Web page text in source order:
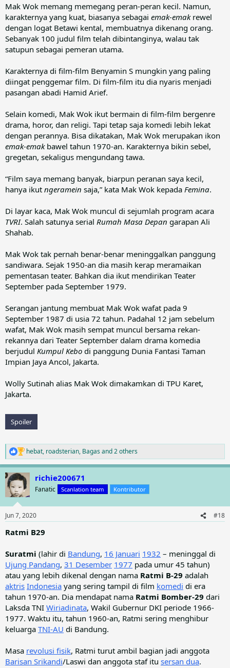
Mak Wok memang memegang peran-peran kecil. Namun,
karakternya yang kuat, biasanya sebagai emak-emak rewel
dengan logat Betawi kental, membuatnya dikenang orang.
Sebanyak 100 judul film telah dibintanginya, walau tak
satupun sebagai pemeran utama.
Karakternya di film-film Benyamin S mungkin yang paling
diingat penggemar film. Di film-film itu dia nyaris menjadi
pasangan abadi Hamid Arief.
Selain komedi, Mak Wok ikut bermain di film-film bergenre
drama, horor, dan religi. Tapi tetap saja komedi lebih lekat
dengan perannya. Bisa dikatakan, Mak Wok merupakan ikon
emak-emakbawel tahun 1970-an. Karakternya bikin sebel,
gregetan, sekaligus mengundang tawa.
“Film saya memang banyak, biarpun peranan saya kecil,
hanya ikut ngeramein saja,” kata Mak Wok kepada Femina.
Di layar kaca, Mak Wok muncul di sejumlah program acara
TVRI. Salah satunya serial Rumah Masa Depan garapan Ali
Shahab.
Mak Wok tak pernah benar-benar meninggalkan panggung
sandiwara. Sejak 1950-an dia masih kerap meramaikan
pementasan teater. Bahkan dia ikut mendirikan Teater
September pada September 1979.
Serangan jantung membuat Mak Wok wafat pada 9
September 1987 di usia 72 tahun. Padahal 12 jam sebelum
wafat, Mak Wok masih sempat muncul bersama rekan-
rekannya dari Teater September dalam drama komedia
berjudul Kumpul Kebo di panggung Dunia Fantasi Taman
Impian Jaya Ancol, Jakarta.
Wolly Sutinah alias Mak Wok dimakamkan di TPU Karet,
Jakarta.
Spoiler
R
e
a
c
t
i
s
:
hebat, roadsterian, Bagasand 2 others
richie200671
Fanatic Scanlation team Kontributor
Jun 7, 2020 #18
Ratmi B29
Suratmi (lahir di Bandung, 16 Januari 1932 – meninggal di
Ujung Pandang, 31 Desember 1977 pada umur 45 tahun)
atau yang lebih dikenal dengan nama Ratmi B-29 adalah
aktris Indonesia yang sering tampil di film komedi di era
tahun 1970-an. Dia mendapat nama Ratmi Bomber-29 dari
Laksda TNI Wiriadinata, Wakil Gubernur DKI periode 1966-
1977. Waktu itu, tahun 1960-an, Ratmi sering menghibur
keluarga TNI-AU di Bandung.
Masa revolusi fisik, Ratmi turut ambil bagian jadi anggota
Barisan Srikandi/Laswi dan anggota staf itu sersan dua.